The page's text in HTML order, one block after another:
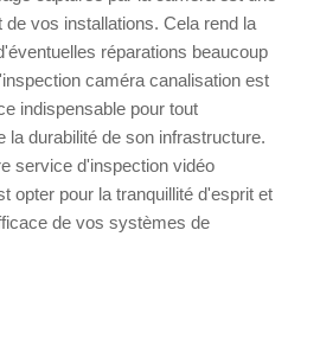
de vos installations. Cela rend la
réparations beaucoup
caméra canalisation est
indispensable pour tout
la durabilité de son infrastructure.
service d'inspection vidéo
opter pour la tranquillité d'esprit et
de vos systèmes de